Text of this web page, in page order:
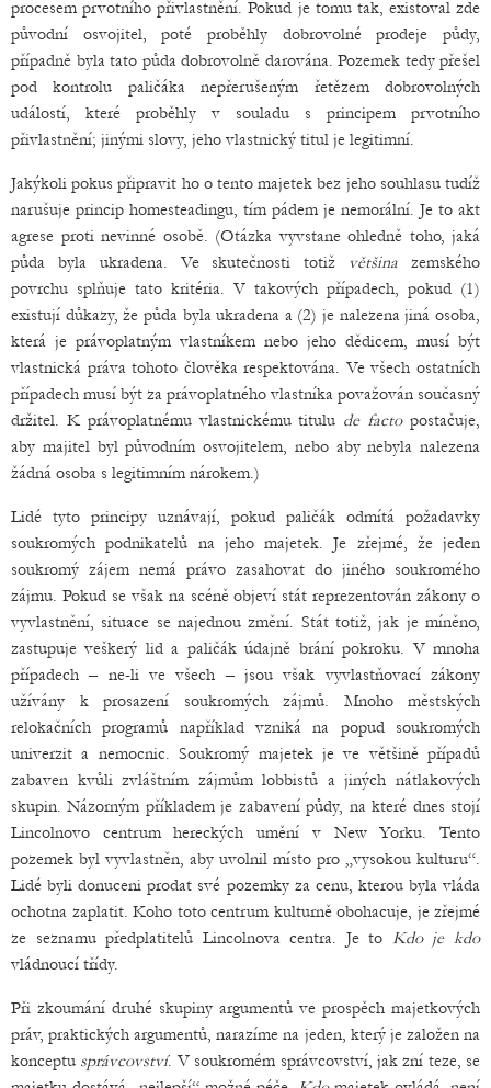
procesem prvotního přivlastnění. Pokud je tomu tak, existoval zde
původní osvojitel, poté proběhly dobrovolné prodeje půdy,
případně byla tato půda dobrovolně darována. Pozemek tedy přešel
pod kontrolu paličáka nepřerušeným řetězem dobrovolných
událostí, které proběhly v souladu s principem prvotního
přivlastnění; jinými slovy, jeho vlastnický titul je legitimní.
Jakýkoli pokus připravit ho o tento majetek bez jeho souhlasu tudíž
narušuje princip homesteadingu, tím pádem je nemorální. Je to akt
agrese proti nevinné osobě. (Otázka vyvstane ohledně toho, jaká
půda byla ukradena. Ve skutečnosti totiž
většina zemského
povrchu splňuje tato kritéria. V takových případech, pokud (1)
existují důkazy, že půda byla ukradena a (2) je nalezena jiná osoba,
která je právoplatným vlastníkem nebo jeho dědicem, musí být
vlastnická práva tohoto člověka respektována. Ve všech ostatních
případech musí být za právoplatného vlastníka považován současný
držitel. K právoplatnému vlastnickému titulu de factopostačuje,
aby majitel byl původním osvojitelem, nebo aby nebyla nalezena
žádná osoba s legitimním nárokem.)
Lidé tyto principy uznávají, pokud paličák odmítá požadavky
soukromých podnikatelů na jeho majetek. Je zřejmé, že jeden
soukromý zájem nemá právo zasahovat do jiného soukromého
zájmu. Pokud se však na scéně objeví stát reprezentován zákony o
vyvlastnění, situace se najednou změní. Stát totiž, jak je míněno,
zastupuje veškerý lid a paličák údajně brání pokroku. V mnoha
případech – ne-li ve všech – jsou však vyvlastňovací zákony
užívány k prosazení soukromých zájmů. Mnoho městských
relokačních programů například vzniká na popud soukromých
univerzit a nemocnic. Soukromý majetek je ve většině případů
zabaven kvůli zvláštním zájmům lobbistů a jiných nátlakových
skupin. Názorným příkladem je zabavení půdy, na které dnes stojí
Lincolnovo centrum hereckých umění v New Yorku. Tento
pozemek byl vyvlastněn, aby uvolnil místo pro „vysokou kulturu“.
Lidé byli donuceni prodat své pozemky za cenu, kterou byla vláda
ochotna zaplatit. Koho toto centrum kulturně obohacuje, je zřejmé
ze seznamu předplatitelů Lincolnova centra. Je to Kdo je kdo
vládnoucí třídy.
Při zkoumání druhé skupiny argumentů ve prospěch majetkových
práv, praktických argumentů, narazíme na jeden, který je založen na
konceptu správcovství. V soukromém správcovství, jak zní teze, se